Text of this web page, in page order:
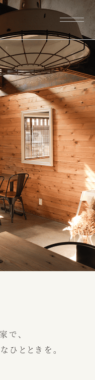
タッフ
くある質問
ログ
ュース
カフェ予約
で、
ひとときを。